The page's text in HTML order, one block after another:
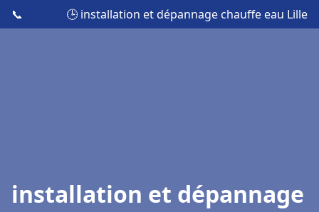
📞 🕒 installation et dépannage chauffe eau Lille
installation et dépannage